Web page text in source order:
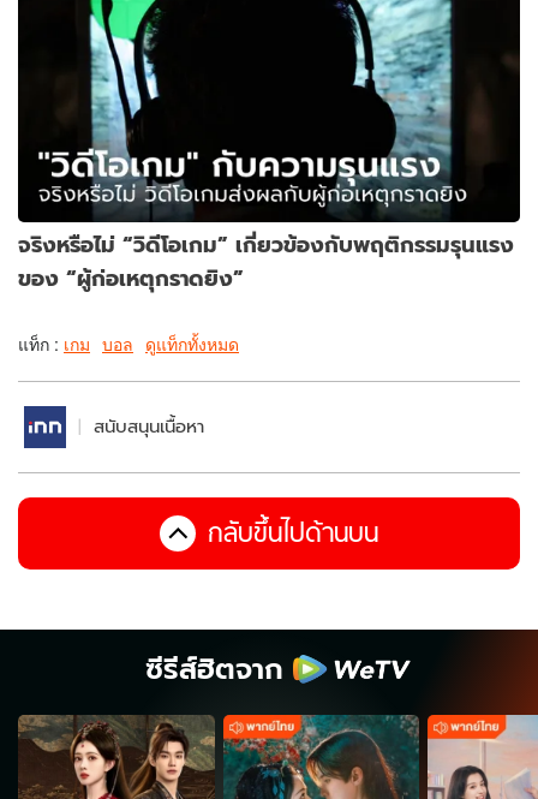
จริงหรือไม่ “วิดีโอเกม” เกี่ยวข้องกับพฤติกรรมรุนแรง
ของ “ผู้ก่อเหตุกราดยิง”
แท็ก : เกม บอล ดูแท็กทั้งหมด
สนับสนุนเนื้อหา
กลับขึ้นไปด้านบน
ซีรีส์ฮิตจาก